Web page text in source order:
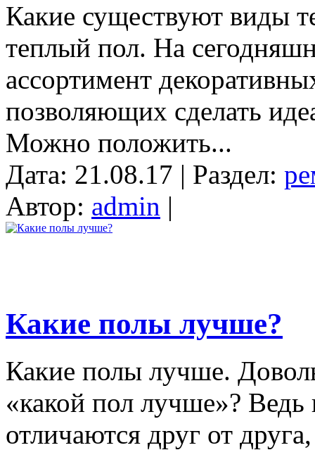
Какие существуют виды
теплый пол. На
ассортимент
позволяющих сделать
Можно положить...
Дата: 21.08.17 | Раздел:
Автор: admin |
Какие полы лучше?
Какие полы лучше.
«какой пол лучше»?
отличаются друг от